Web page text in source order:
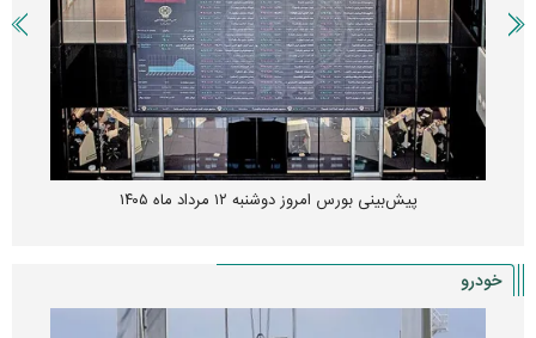
پیش‌بینی بورس امروز دوشنبه ۱۲ مرداد ماه ۱۴۰۵
خودرو